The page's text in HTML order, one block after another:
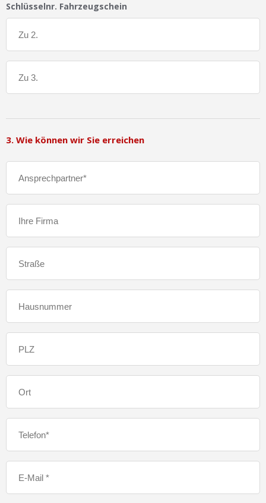
Schlüsselnr. Fahrzeugschein
3. Wie können wir Sie erreichen